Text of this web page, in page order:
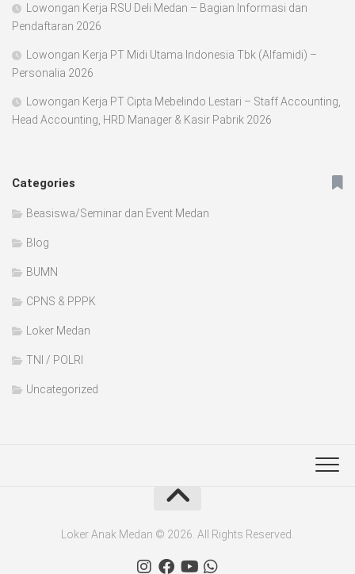
Lowongan Kerja RSU Deli Medan – Bagian Informasi dan
Pendaftaran 2026
Lowongan Kerja PT Midi Utama Indonesia Tbk (Alfamidi) –
Personalia 2026
Lowongan Kerja PT Cipta Mebelindo Lestari – Staff Accounting,
Head Accounting, HRD Manager & Kasir Pabrik 2026
Categories
Beasiswa/Seminar dan Event Medan
Blog
BUMN
CPNS & PPPK
Loker Medan
TNI / POLRI
Uncategorized
Loker Anak Medan © 2026. All Rights Reserved.